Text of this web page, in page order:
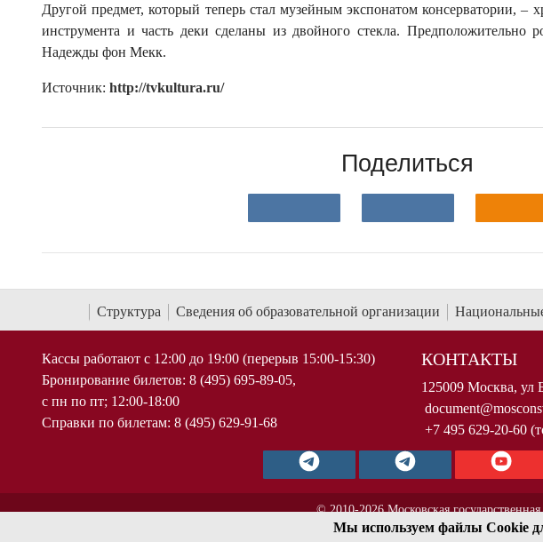
Другой предмет, который теперь стал музейным экспонатом консерватории, –
инструмента и часть деки сделаны из двойного стекла. Предположительно
Надежды фон Мекк.
Источник: http://tvkultura.ru/
Поделиться
Структура Сведения об образовательной организации
Кассы работают с 12:00 до 19:00 (перерыв 15:00-15:30)
Бронирование билетов: 8 (495) 695-89-05,
с пн по пт; 12:00-18:00
Справки по билетам: 8 (495) 629-91-68
КОНТАКТЫ
125009 Москва, ул
+7 495 629-20-60
© 2010-2026 Московская
Мы используем файлы Cookie